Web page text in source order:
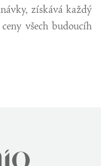
získává každý
všech budoucíh